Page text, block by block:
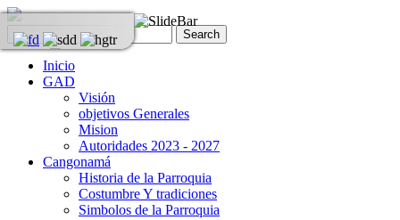
Inicio
GAD
Visión
objetivos Generales
Mision
Autoridades 2023 - 2027
Cangonamá
Historia de la Parroquia
Costumbre Y tradiciones
Simbolos de la Parroquia